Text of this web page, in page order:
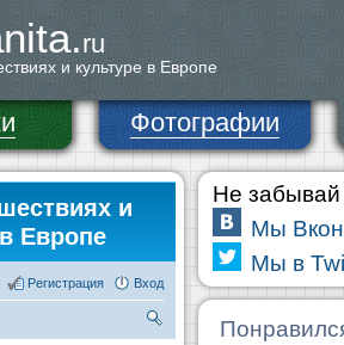
ru
и культуре в Европе
Фотографии
и
Европе
Вход
Регистрация
Не забывай
Мы
Мы в